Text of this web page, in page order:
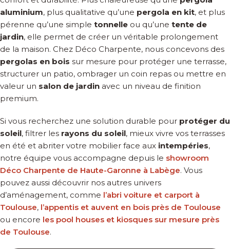
aluminium, plus qualitative qu’une pergola en kit, et plus
pérenne qu’une simple tonnelleou qu’une tente de
jardin, elle permet de créer un véritable prolongement
de la maison. Chez Déco Charpente, nous concevons des
pergolas en bois sur mesure pour protéger une terrasse,
structurer un patio, ombrager un coin repas ou mettre en
valeur un salon de jardinavec un niveau de finition
premium.
Si vous recherchez une solution durable pour protéger du
soleil, filtrer les rayons du soleil, mieux vivre vos terrasses
en été et abriter votre mobilier face aux intempéries,
notre équipe vous accompagne depuis le showroom
Déco Charpente de Haute-Garonne à Labège. Vous
pouvez aussi découvrir nos autres univers
d’aménagement, comme l’abri voiture et carport à
Toulouse, l’appentis et auvent en bois près de Toulouse
ou encore les pool houses et kiosques sur mesure près
de Toulouse.